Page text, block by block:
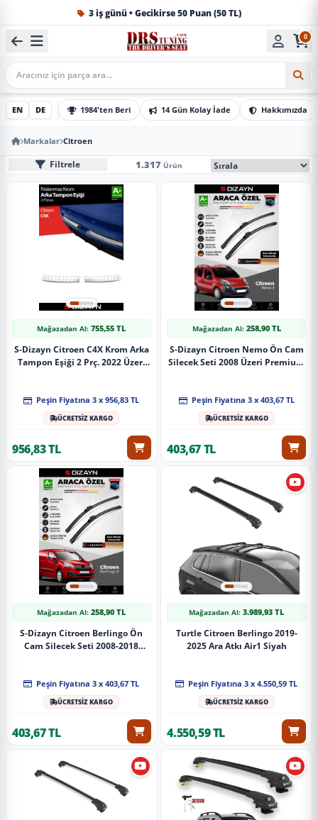
3 iş günü • Gecikirse 50 Puan (50 TL)
1984'ten beri Türkiye’nin en büyük oto aksesuar ve tuning 0
Mobil Arama
EN DE 1984'ten Beri 14 Gün Kolay İade Hakkımızda
Markalar Citroen
Citroen Marka Sayfası
Filtrele 1.317 Ürün Mobil Sıralama
Mağazadan Al:755,55 TL
S-Dizayn Citroen C4X Krom Arka
Tampon Eşiği 2 Prç. 2022 Üzeri
Peşin Fiyatına 3 x 956,83 TL
ÜCRETSİZ KARGO
956,83 TL
Mağazadan Al: 258,90 TL
S-Dizayn Citroen Nemo Ön Cam
Silecek Seti 2008 Üzeri Premium
Peşin Fiyatına 3 x 403,67 TL
ÜCRETSİZ KARGO
403,67 TL
Mağazadan Al:258,90 TL
S-Dizayn Citroen Berlingo Ön
Cam Silecek Seti 2008-2018
Peşin Fiyatına 3 x 403,67 TL
ÜCRETSİZ KARGO
403,67 TL
Mağazadan Al:3.989,93 TL
Turtle Citroen Berlingo 2019-
2025 Ara Atkı Air1 Siyah
Peşin Fiyatına 3 x 4.550,59 TL
ÜCRETSİZ KARGO
4.550,59 TL